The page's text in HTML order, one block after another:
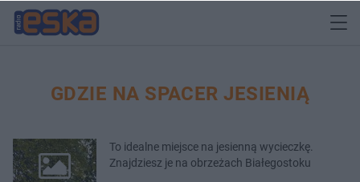
GDZIE NA SPACER JESIENIĄ
To idealne miejsce na jesienną wycieczkę.
Znajdziesz je na obrzeżach Białegostoku